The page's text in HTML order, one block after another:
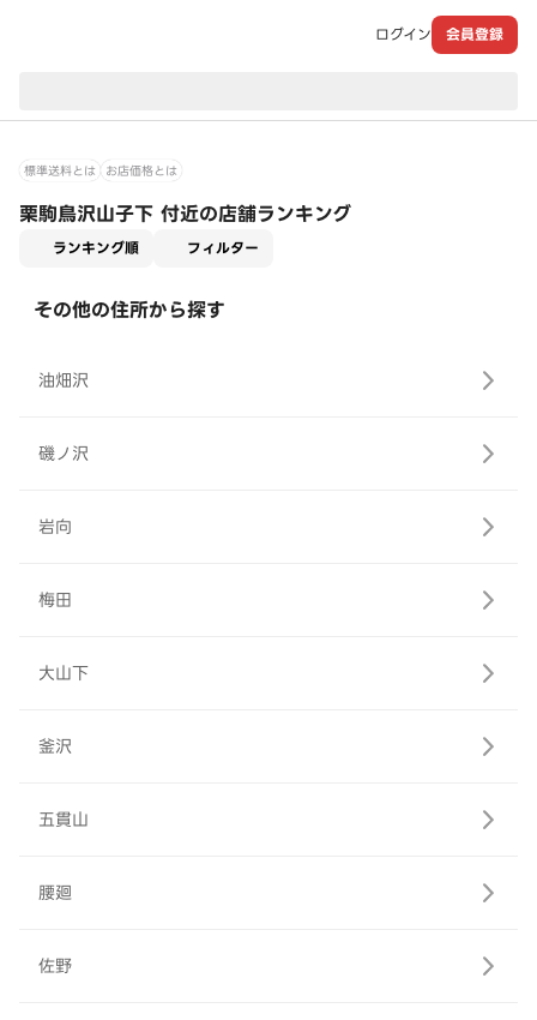
ログイン 会員登録
標準送料とは お店価格とは
栗駒鳥沢山子下 付近の店舗ランキング
ランキング順 フィルター
その他の住所から探す
油畑沢
磯ノ沢
岩向
梅田
大山下
釜沢
五貫山
腰廻
佐野